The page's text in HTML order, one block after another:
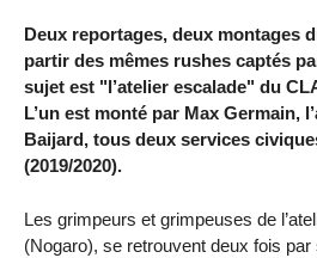
Deux reportages, deux montages
partir des mêmes rushes captés
sujet est "l’atelier escalade" du
L’un est monté par Max Germain,
Baijard, tous deux services
(2019/2020).
Les grimpeurs et grimpeuses de
(Nogaro), se retrouvent deux fois